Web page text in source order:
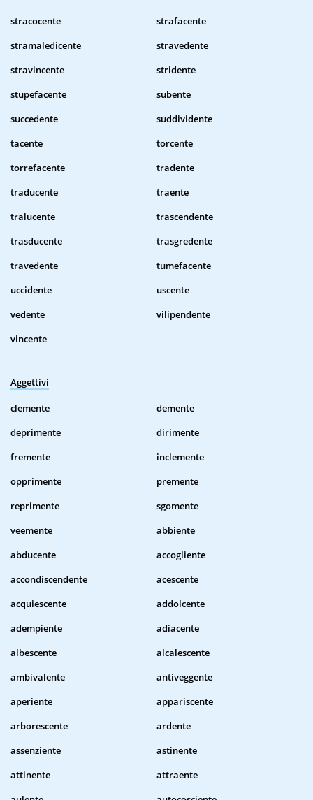
stracocente
strafacente
stramaledicente
stravedente
stravincente
stridente
stupefacente
subente
succedente
suddividente
tacente
torcente
torrefacente
tradente
traducente
traente
tralucente
trascendente
trasducente
trasgredente
travedente
tumefacente
uccidente
uscente
vedente
vilipendente
vincente
Aggettivi
clemente
demente
deprimente
dirimente
fremente
inclemente
opprimente
premente
reprimente
sgomente
veemente
abbiente
abducente
accogliente
accondiscendente
acescente
acquiescente
addolcente
adempiente
adiacente
albescente
alcalescente
ambivalente
antiveggente
aperiente
appariscente
arborescente
ardente
assenziente
astinente
attinente
attraente